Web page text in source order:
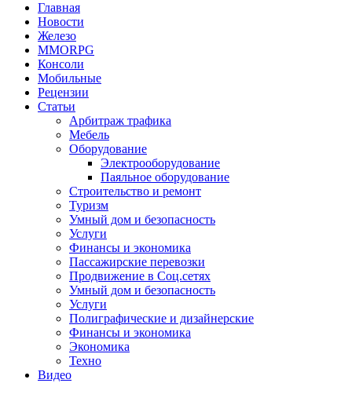
Главная
Новости
Железо
MMORPG
Консоли
Мобильные
Рецензии
Статьи
Арбитраж трафика
Мебель
Оборудование
Электрооборудование
Паяльное оборудование
Строительство и ремонт
Туризм
Умный дом и безопасность
Услуги
Финансы и экономика
Пассажирские перевозки
Продвижение в Соц.сетях
Умный дом и безопасность
Услуги
Полиграфические и дизайнерские
Финансы и экономика
Экономика
Техно
Видео